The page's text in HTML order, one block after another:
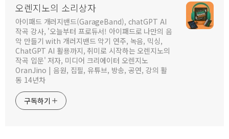
오렌지노의 소리상자
아이패드 개러지밴드(GarageBand), chatGPT AI
작곡 강사, '오늘부터 프로듀서! 아이패드로 나만의 음
악 만들기 with 개러지밴드 악기 연주, 녹음, 믹싱,
ChatGPT AI 활용까지, 취미로 시작하는 오렌지노의
작곡 입문' 저자, 미디어 크리에이터 오렌지노
OranJino | 음원, 집필, 유튜브, 방송, 공연, 강의 활
동 14년차
구독하기